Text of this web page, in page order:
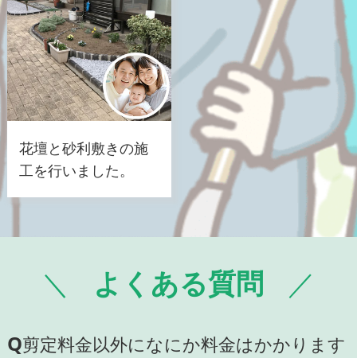
花壇と砂利敷きの施
工を行いました。
よくある質問
Q剪定料金以外になにか料金はかかります